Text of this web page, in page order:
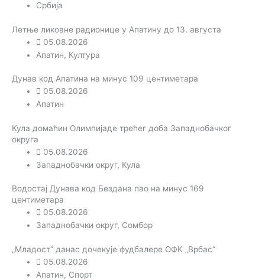
Србија
Летње ликовне радионице у Апатину до 13. августа
05.08.2026
Апатин, Култура
Дунав код Апатина на минус 109 центиметара
05.08.2026
Апатин
Кула домаћин Олимпијаде трећег доба Западнобачког
округа
05.08.2026
Западнобачки округ, Кула
Водостај Дунава код Бездана пао на минус 169
центиметара
05.08.2026
Западнобачки округ, Сомбор
„Младост“ данас дочекује фудбалере ОФК „Врбас“
05.08.2026
Апатин, Спорт